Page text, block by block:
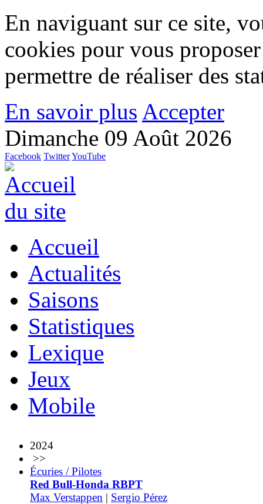
En naviguant sur ce site,
cookies pour vous
permettre de réaliser des
En savoir plus Accepter
Dimanche 09 Août 2026
Facebook TwitterYouTube
Accueil
Actualités
Saisons
Statistiques
Lexique
Jeux
Mobile
2024
>>
Écuries / Pilotes
Red Bull-Honda RBPT
Max Verstappen | Sergio Pérez